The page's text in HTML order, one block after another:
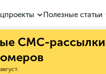
Полезные статьи
СМС-рассылки